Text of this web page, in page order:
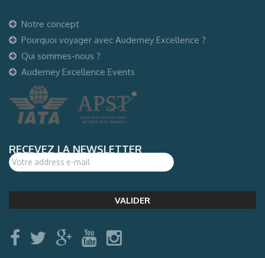
Notre concept
Pourquoi voyager avec Auderney Excellence ?
Qui sommes-nous ?
Auderney Excellence Events
RECEVEZ LA NEWSLETTER